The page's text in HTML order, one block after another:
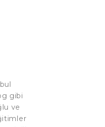
gibi
ve